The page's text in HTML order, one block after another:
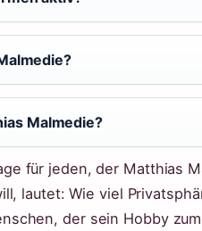
Malmedie?
für jeden, der Matthias
lautet: Wie viel
der sein Hobby